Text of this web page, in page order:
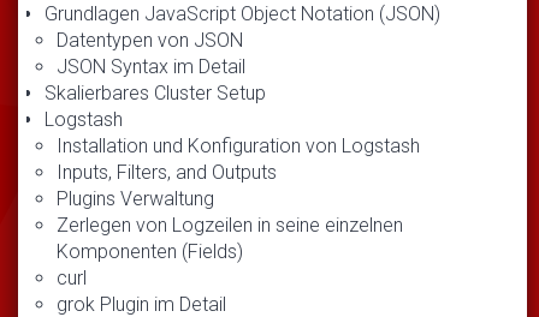
Grundlagen JavaScript Object Notation (JSON)
Datentypen von JSON
JSON Syntax im Detail
Skalierbares Cluster Setup
Logstash
Installation und Konfiguration von Logstash
Inputs, Filters, and Outputs
Plugins Verwaltung
Zerlegen von Logzeilen in seine einzelnen
Komponenten (Fields)
curl
grok Plugin im Detail